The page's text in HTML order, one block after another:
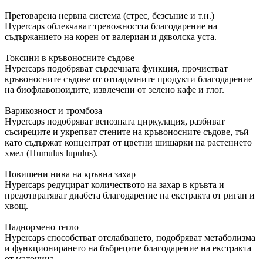
Претоварена нервна система (стрес, безсъние и т.н.)
Hypercaps облекчават тревожността благодарение на
съдържанието на корен от валериан и дяволска уста.
Токсини в кръвоносните съдове
Hypercaps подобряват сърдечната функция, прочистват
кръвоносните съдове от отпадъчните продукти благодарение
на биофлавоноидите, извлечени от зелено кафе и глог.
Варикозност и тромбоза
Hypercaps подобряват венозната циркулация, разбиват
съсиреците и укрепват стените на кръвоносните съдове, тъй
като съдържат концентрат от цветни шишарки на растението
хмел (Humulus lupulus).
Повишени нива на кръвна захар
Hypercaps редуцират количеството на захар в кръвта и
предотвратяват диабета благодарение на екстракта от риган и
хвощ.
Наднормено тегло
Hypercaps способстват отслабването, подобряват метаболизма
и функционирането на бъбреците благодарение на екстракта